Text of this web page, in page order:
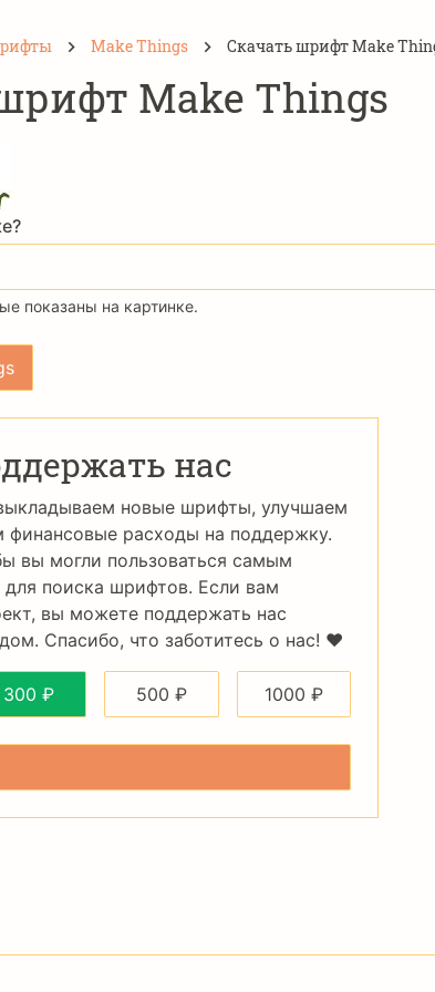
Make Things Скачать шрифт Make
Make Things
показаны на картинке.
нас
новые шрифты, улучшаем
финансовые расходы на поддержку.
вы могли пользоваться самым
поиска шрифтов. Если вам
вы можете поддержать нас
Спасибо, что заботитесь о нас! ❤️
300 ₽ 500 ₽ 1000 ₽